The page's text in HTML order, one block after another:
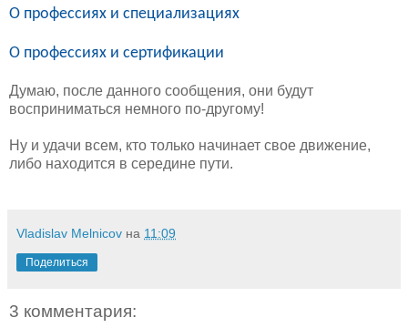
О профессиях и специализациях
О профессиях и сертификации
Думаю, после данного сообщения, они будут
восприниматься немного по-другому!
Ну и удачи всем, кто только начинает свое движение,
либо находится в середине пути.
Vladislav Melnicov на 11:09
Поделиться
3 комментария: